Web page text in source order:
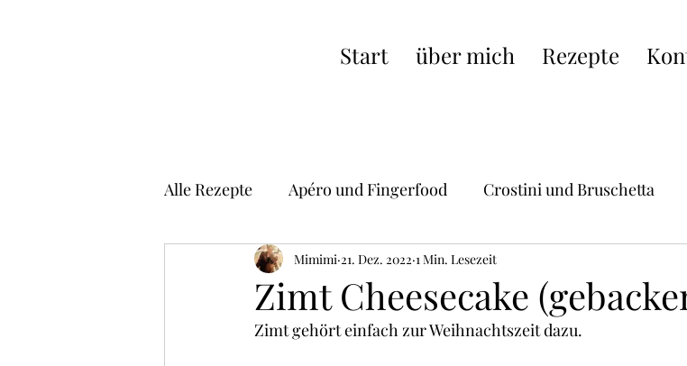
Start über mich Rezepte
Alle Rezepte Apéro und Fingerfood Crostini und Bruschetta
Vorspeisen Hauptgerichte
Pizza Asiatische Küche Burger, Wraps,
Zimt Cheesecake
Mimimi 21. Dez. 2022 1 Min. Lesezeit
Zimt gehört einfach zur Weihnachtszeit dazu.